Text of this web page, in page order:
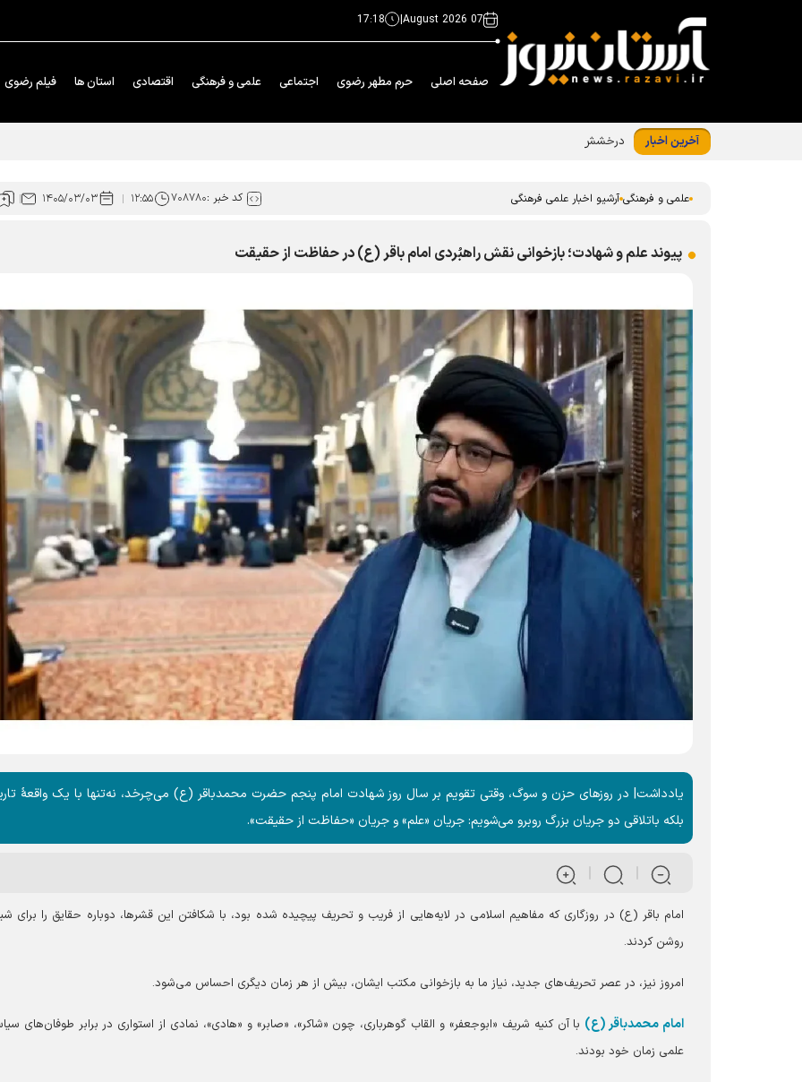
07 August 2026
|
17:18
صفحه اصلی حرم مطهر رضوی اجتماعی علمی و فرهنگی اقتصادی استان ها فیلم رضوی
آخرین اخبار درخشش کتابدار کتابخانه حرم رضوی در ﺟﺸﻨﻮﺍﺭﻩ استانی قصه‌های ﻗﺮﺁﻧﯽ ﺁﯾﺎﺕ
علمی و فرهنگی آرشیو اخبار علمی فرهنگی کد خبر :۷۰۸۷۸۰ ۱۲:۵۵ ۱۴۰۵/۰۳/۰۳
پیوند علم و شهادت؛ بازخوانی نقش راهبُردی امام باقر (ع) در حفاظت از حقیقت
یادداشت| در روزهای حزن و سوگ، وقتی تقویم بر سال روز شهادت امام پنجم حضرت محمدباقر (ع) می‌چرخد، نه‌تنها با یک واقعهٔ
بلکه باتلاقی دو جریان بزرگ روبرو می‌شویم: جریان «علم» و جریان «حفاظت از حقیقت».
امام باقر (ع) در روزگاری که مفاهیم اسلامی در لایه‌هایی از فریب و تحریف پیچیده شده بود، با شکافتن این قشرها، دوباره حقایق را برای
روشن کردند.
امروز نیز، در عصر تحریف‌های جدید، نیاز ما به بازخوانی مکتب ایشان، بیش از هر زمان دیگری احساس می‌شود.
امام محمدباقر (ع) با آن کنیه شریف «ابوجعفر» و القاب گوهرباری، چون «شاکر»، «صابر» و «هادی»، نمادی از استواری در برابر طوفان‌های
علمی زمان خود بودند.